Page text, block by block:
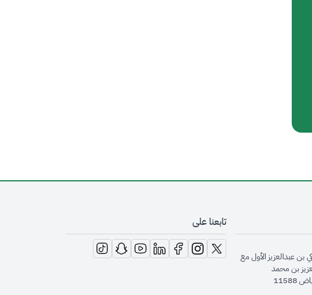
بن عبدالعزيز الأول مع
بن محمد
تابعنا على
opens in new window
opens in new window
opens in new window
opens in new window
opens in new window
opens in new window
opens in new window